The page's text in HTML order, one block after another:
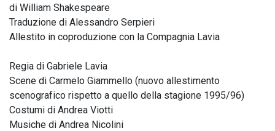
di William Shakespeare
Traduzione di Alessandro Serpieri
Allestito in coproduzione con la Compagnia Lavia
Regia di Gabriele Lavia
Scene di Carmelo Giammello (nuovo allestimento
scenografico rispetto a quello della stagione 1995/96)
Costumi di Andrea Viotti
Musiche di Andrea Nicolini